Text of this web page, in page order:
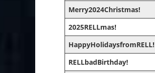
Merry2024Christmas!
2025RELLmas!
HappyHolidaysfromRELL!
RELLbadBirthday!